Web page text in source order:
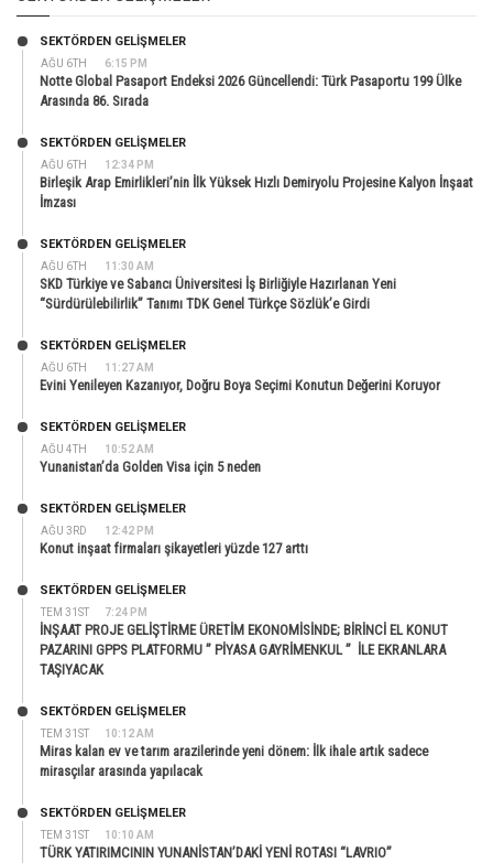
AĞU 6TH 6:15 PM
SEKTÖRDEN GELIŞMELER
Notte Global Pasaport Endeksi 2026 Güncellendi: Türk Pasaportu 199 Ülke
Arasında 86. Sırada
AĞU 6TH 12:34 PM
SEKTÖRDEN GELIŞMELER
Birleşik Arap Emirlikleri’nin İlk Yüksek Hızlı Demiryolu Projesine Kalyon İnşaat
İmzası
AĞU 6TH 11:30 AM
SEKTÖRDEN GELIŞMELER
SKD Türkiye ve Sabancı Üniversitesi İş Birliğiyle Hazırlanan Yeni
“Sürdürülebilirlik” Tanımı TDK Genel Türkçe Sözlük’e Girdi
AĞU 6TH 11:27 AM
SEKTÖRDEN GELIŞMELER
Evini Yenileyen Kazanıyor, Doğru Boya Seçimi Konutun Değerini Koruyor
AĞU 4TH 10:52 AM
SEKTÖRDEN GELIŞMELER
Yunanistan’da Golden Visa için 5 neden
AĞU 3RD 12:42 PM
SEKTÖRDEN GELIŞMELER
Konut inşaat firmaları şikayetleri yüzde 127 arttı
TEM 31ST 7:24 PM
SEKTÖRDEN GELIŞMELER
İNŞAAT PROJE GELİŞTİRME ÜRETİM EKONOMİSİNDE; BİRİNCİ EL KONUT
PAZARINI GPPS PLATFORMU ” PİYASA GAYRİMENKUL ” İLE EKRANLARA
TAŞIYACAK
TEM 31ST 10:12 AM
SEKTÖRDEN GELIŞMELER
Miras kalan ev ve tarım arazilerinde yeni dönem: İlk ihale artık sadece
mirasçılar arasında yapılacak
TEM 31ST 10:10 AM
SEKTÖRDEN GELIŞMELER
TÜRK YATIRIMCININ YUNANİSTAN’DAKİ YENİ ROTASI “LAVRIO”